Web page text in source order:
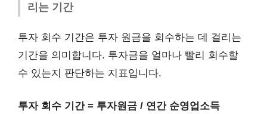
리는 기간
투자 회수 기간은 투자 원금을 회수하는 데 걸리는
기간을 의미합니다. 투자금을 얼마나 빨리 회수할
수 있는지 판단하는 지표입니다.
투자 회수 기간 = 투자원금 / 연간 순영업소득